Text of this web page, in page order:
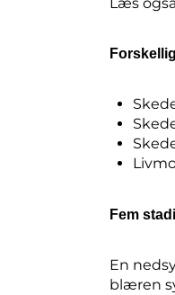
Fem
En
blæren